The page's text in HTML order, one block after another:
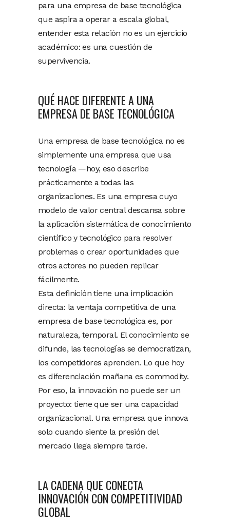
para una empresa de base tecnológica
que aspira a operar a escala global,
entender esta relación no es un ejercicio
académico: es una cuestión de
supervivencia.
QUÉ HACE DIFERENTE A UNA
EMPRESA DE BASE TECNOLÓGICA
Una empresa de base tecnológica no es
simplemente una empresa que usa
tecnología —hoy, eso describe
prácticamente a todas las
organizaciones. Es una empresa cuyo
modelo de valor central descansa sobre
la aplicación sistemática de conocimiento
científico y tecnológico para resolver
problemas o crear oportunidades que
otros actores no pueden replicar
fácilmente.
Esta definición tiene una implicación
directa: la ventaja competitiva de una
empresa de base tecnológica es, por
naturaleza, temporal. El conocimiento se
difunde, las tecnologías se democratizan,
los competidores aprenden. Lo que hoy
es diferenciación mañana es commodity.
Por eso, la innovación no puede ser un
proyecto: tiene que ser una capacidad
organizacional. Una empresa que innova
solo cuando siente la presión del
mercado llega siempre tarde.
LA CADENA QUE CONECTA
INNOVACIÓN CON COMPETITIVIDAD
GLOBAL